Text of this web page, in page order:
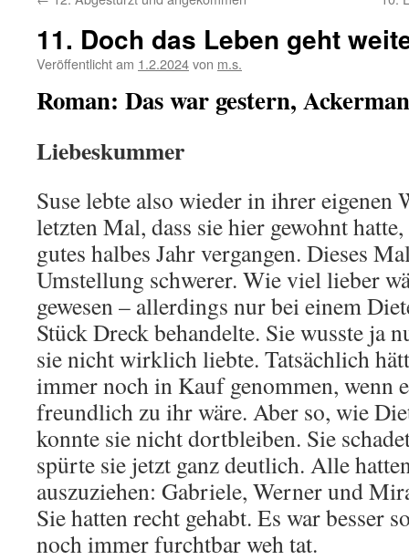
11. Doch das Leben geht
Veröffentlicht am 1.2.2024von m.s.
Roman: Das war gestern,
Liebeskummer
Suse lebte also wieder in ihrer eigenen
letzten Mal, dass sie hier gewohnt
gutes halbes Jahr vergangen. Dieses
Umstellung schwerer. Wie viel lieber
gewesen – allerdings nur bei einem
Stück Dreck behandelte. Sie wusste ja
sie nicht wirklich liebte. Tatsächlich
immer noch in Kauf genommen, wenn
freundlich zu ihr wäre. Aber so, wie
konnte sie nicht dortbleiben. Sie
spürte sie jetzt ganz deutlich. Alle
auszuziehen: Gabriele, Werner und
Sie hatten recht gehabt. Es war besser
noch immer furchtbar weh tat.